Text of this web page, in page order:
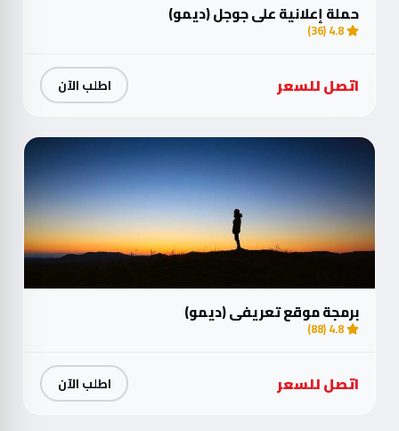
حملة إعلانية على جوجل (ديمو)
4.8 (36)
اتصل للسعر اطلب الآن
برمجة موقع تعريفي (ديمو)
4.8 (88)
اتصل للسعر اطلب الآن